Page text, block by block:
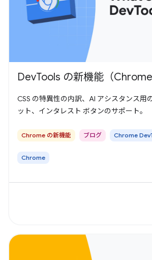
DevTools の新機能（Chrome
CSS の特異性の内訳、AI アシスタンス用
ット、インタレスト ボタンのサポート。
Chrome の新機能 ブログ Chrome
Chrome